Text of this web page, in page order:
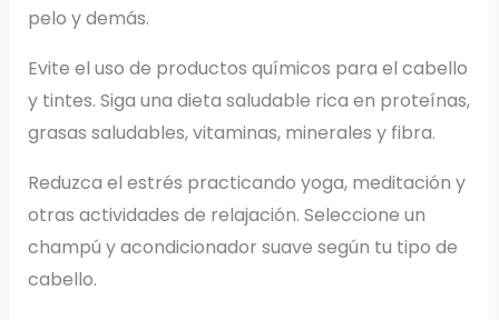
pelo y demás.
Evite el uso de productos químicos para el cabello
y tintes. Siga una dieta saludable rica en proteínas,
grasas saludables, vitaminas, minerales y fibra.
Reduzca el estrés practicando yoga, meditación y
otras actividades de relajación. Seleccione un
champú y acondicionador suave según tu tipo de
cabello.